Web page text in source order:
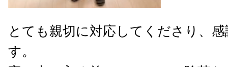
とても親切に対応してくださり、
す。